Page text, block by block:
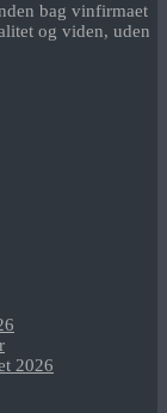
bag vinfirmaet
og viden, uden
2026